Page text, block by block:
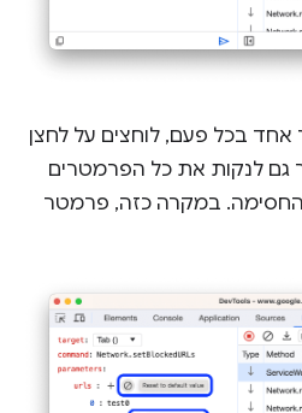
אחד בכל פעם, לוחצים על לחצן
גם לנקות את כל הפרמטרים
במקרה כזה, פרמטר